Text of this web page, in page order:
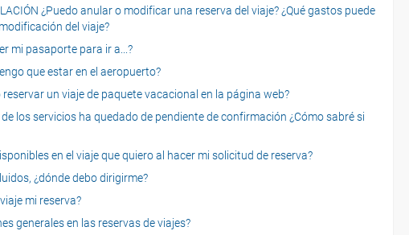
¿Puedo anular o modificar una reserva del viaje? ¿Qué gastos puede
del viaje?
mi pasaporte para ir a...?
que estar en el aeropuerto?
reservar un viaje de paquete vacacional en la página web?
los servicios ha quedado de pendiente de confirmación ¿Cómo sabré si
en el viaje que quiero al hacer mi solicitud de reserva?
¿dónde debo dirigirme?
mi reserva?
generales en las reservas de viajes?